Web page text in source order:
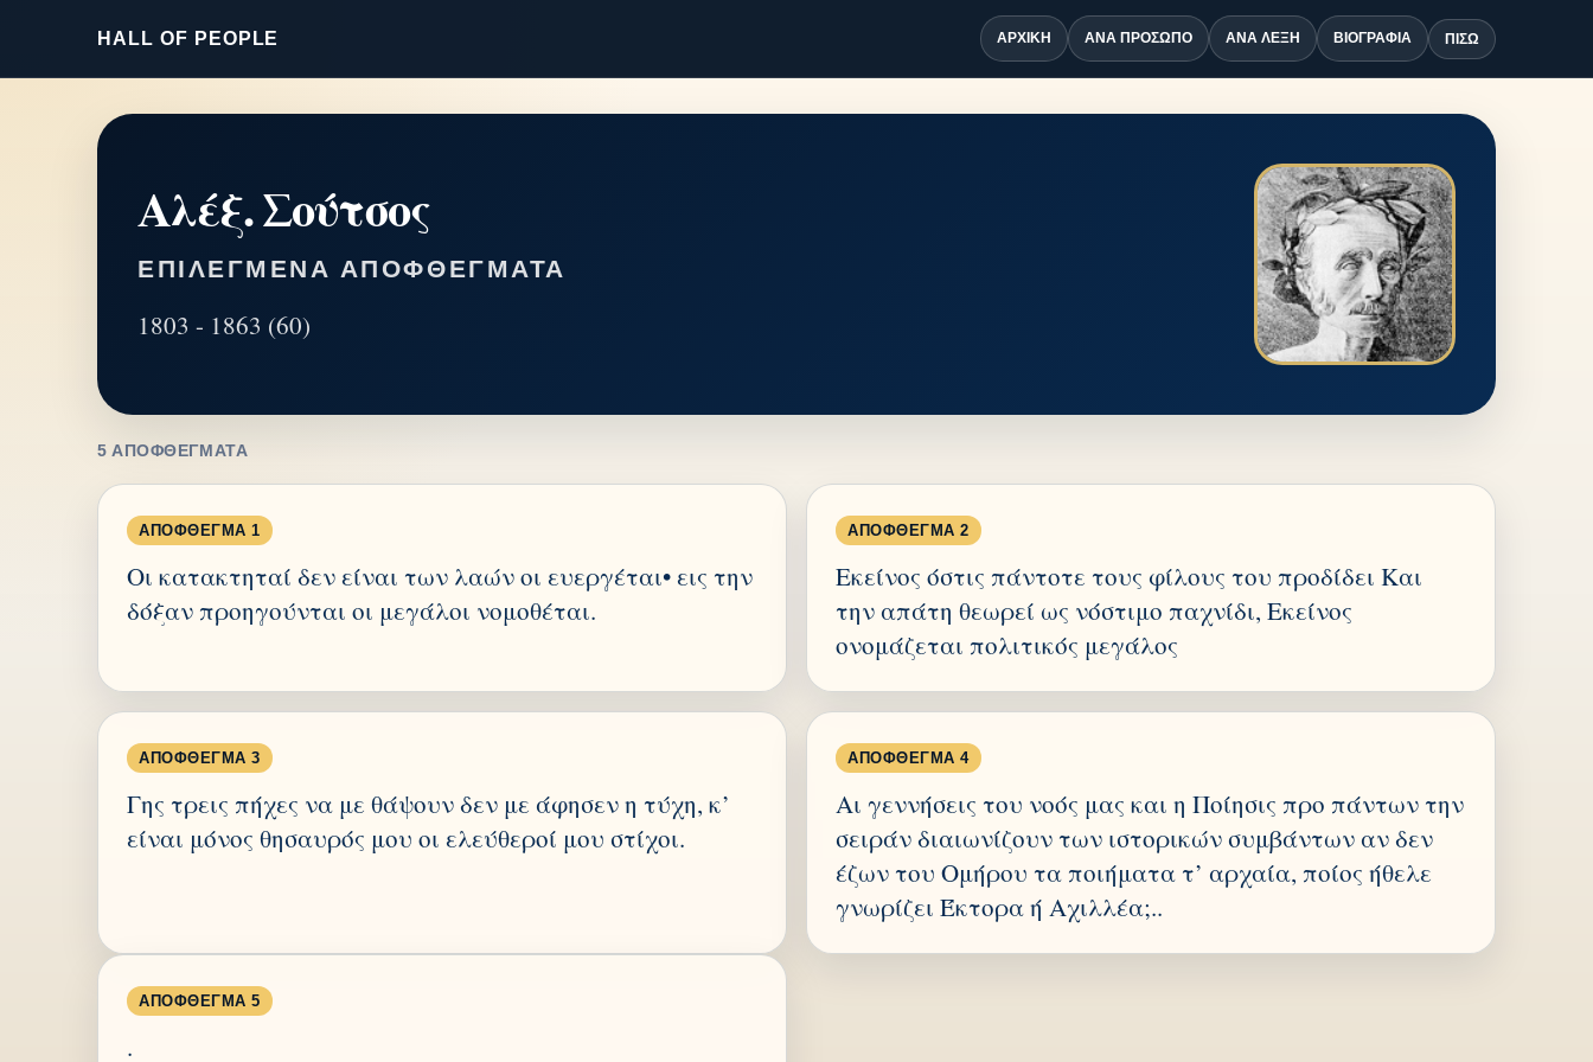
HALL OF PEOPLE ΑΡΧΙΚΉ ΑΝΆ ΠΡΌΣΩΠΟ ΑΝΆ ΛΈΞΗ ΒΙΟΓΡΑΦΊΑ ΠΊΣΩ
Αλέξ. Σούτσος
ΕΠΙΛΕΓΜΈΝΑ ΑΠΟΦΘΈΓΜΑΤΑ
1803 - 1863 (60)
5 ΑΠΟΦΘΈΓΜΑΤΑ
ΑΠΌΦΘΕΓΜΑ 1
Οι κατακτηταί δεν είναι των λαών οι ευεργέται• εις την
δόξαν προηγούνται οι μεγάλοι νομοθέται.
ΑΠΌΦΘΕΓΜΑ 2
Εκείνος όστις πάντοτε τους φίλους του προδίδει Και
την απάτη θεωρεί ως νόστιμο παχνίδι, Εκείνος
ονομάζεται πολιτικός μεγάλος
ΑΠΌΦΘΕΓΜΑ 3
Γης τρεις πήχες να με θάψουν δεν με άφησεν η τύχη, κ’
είναι μόνος θησαυρός μου οι ελεύθεροί μου στίχοι.
ΑΠΌΦΘΕΓΜΑ 4
Αι γεννήσεις του νοός μας και η Ποίησις προ πάντων την
σειράν διαιωνίζουν των ιστορικών συμβάντων αν δεν
έζων του Ομήρου τα ποιήματα τ’ αρχαία, ποίος ήθελε
γνωρίζει Έκτορα ή Αχιλλέα;..
ΑΠΌΦΘΕΓΜΑ 5
.